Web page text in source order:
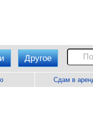
Другое
Сдам в